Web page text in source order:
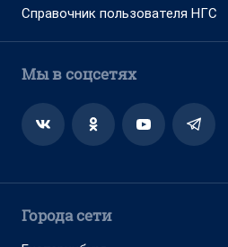
Справочник пользователя НГС
Мы в соцсетях
Города сети